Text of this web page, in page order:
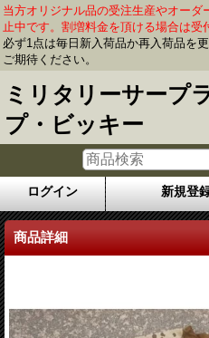
当方オリジナル品の受注生産やオーダ
止中です。割増料金を頂ける場合は受
必ず1点は毎日新入荷品か再入荷品を
ご期待ください。
ミリタリーサー
プ・ビッキー
ログイン 新規登
商品詳細